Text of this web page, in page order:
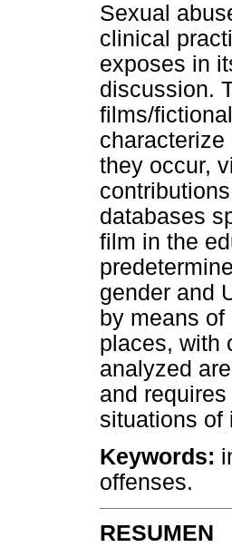
Sexual
clinical
exposes in
discussion.
films/
they occur,
databases
film in the
gender and
by means
places, with
analyzed
and
situations of
Keywords:
offenses.
RESUMEN